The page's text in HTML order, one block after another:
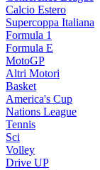
Calcio Estero
Supercoppa Italiana
Formula 1
Formula E
MotoGP
Altri Motori
Basket
America's Cup
Nations League
Tennis
Sci
Volley
Drive UP